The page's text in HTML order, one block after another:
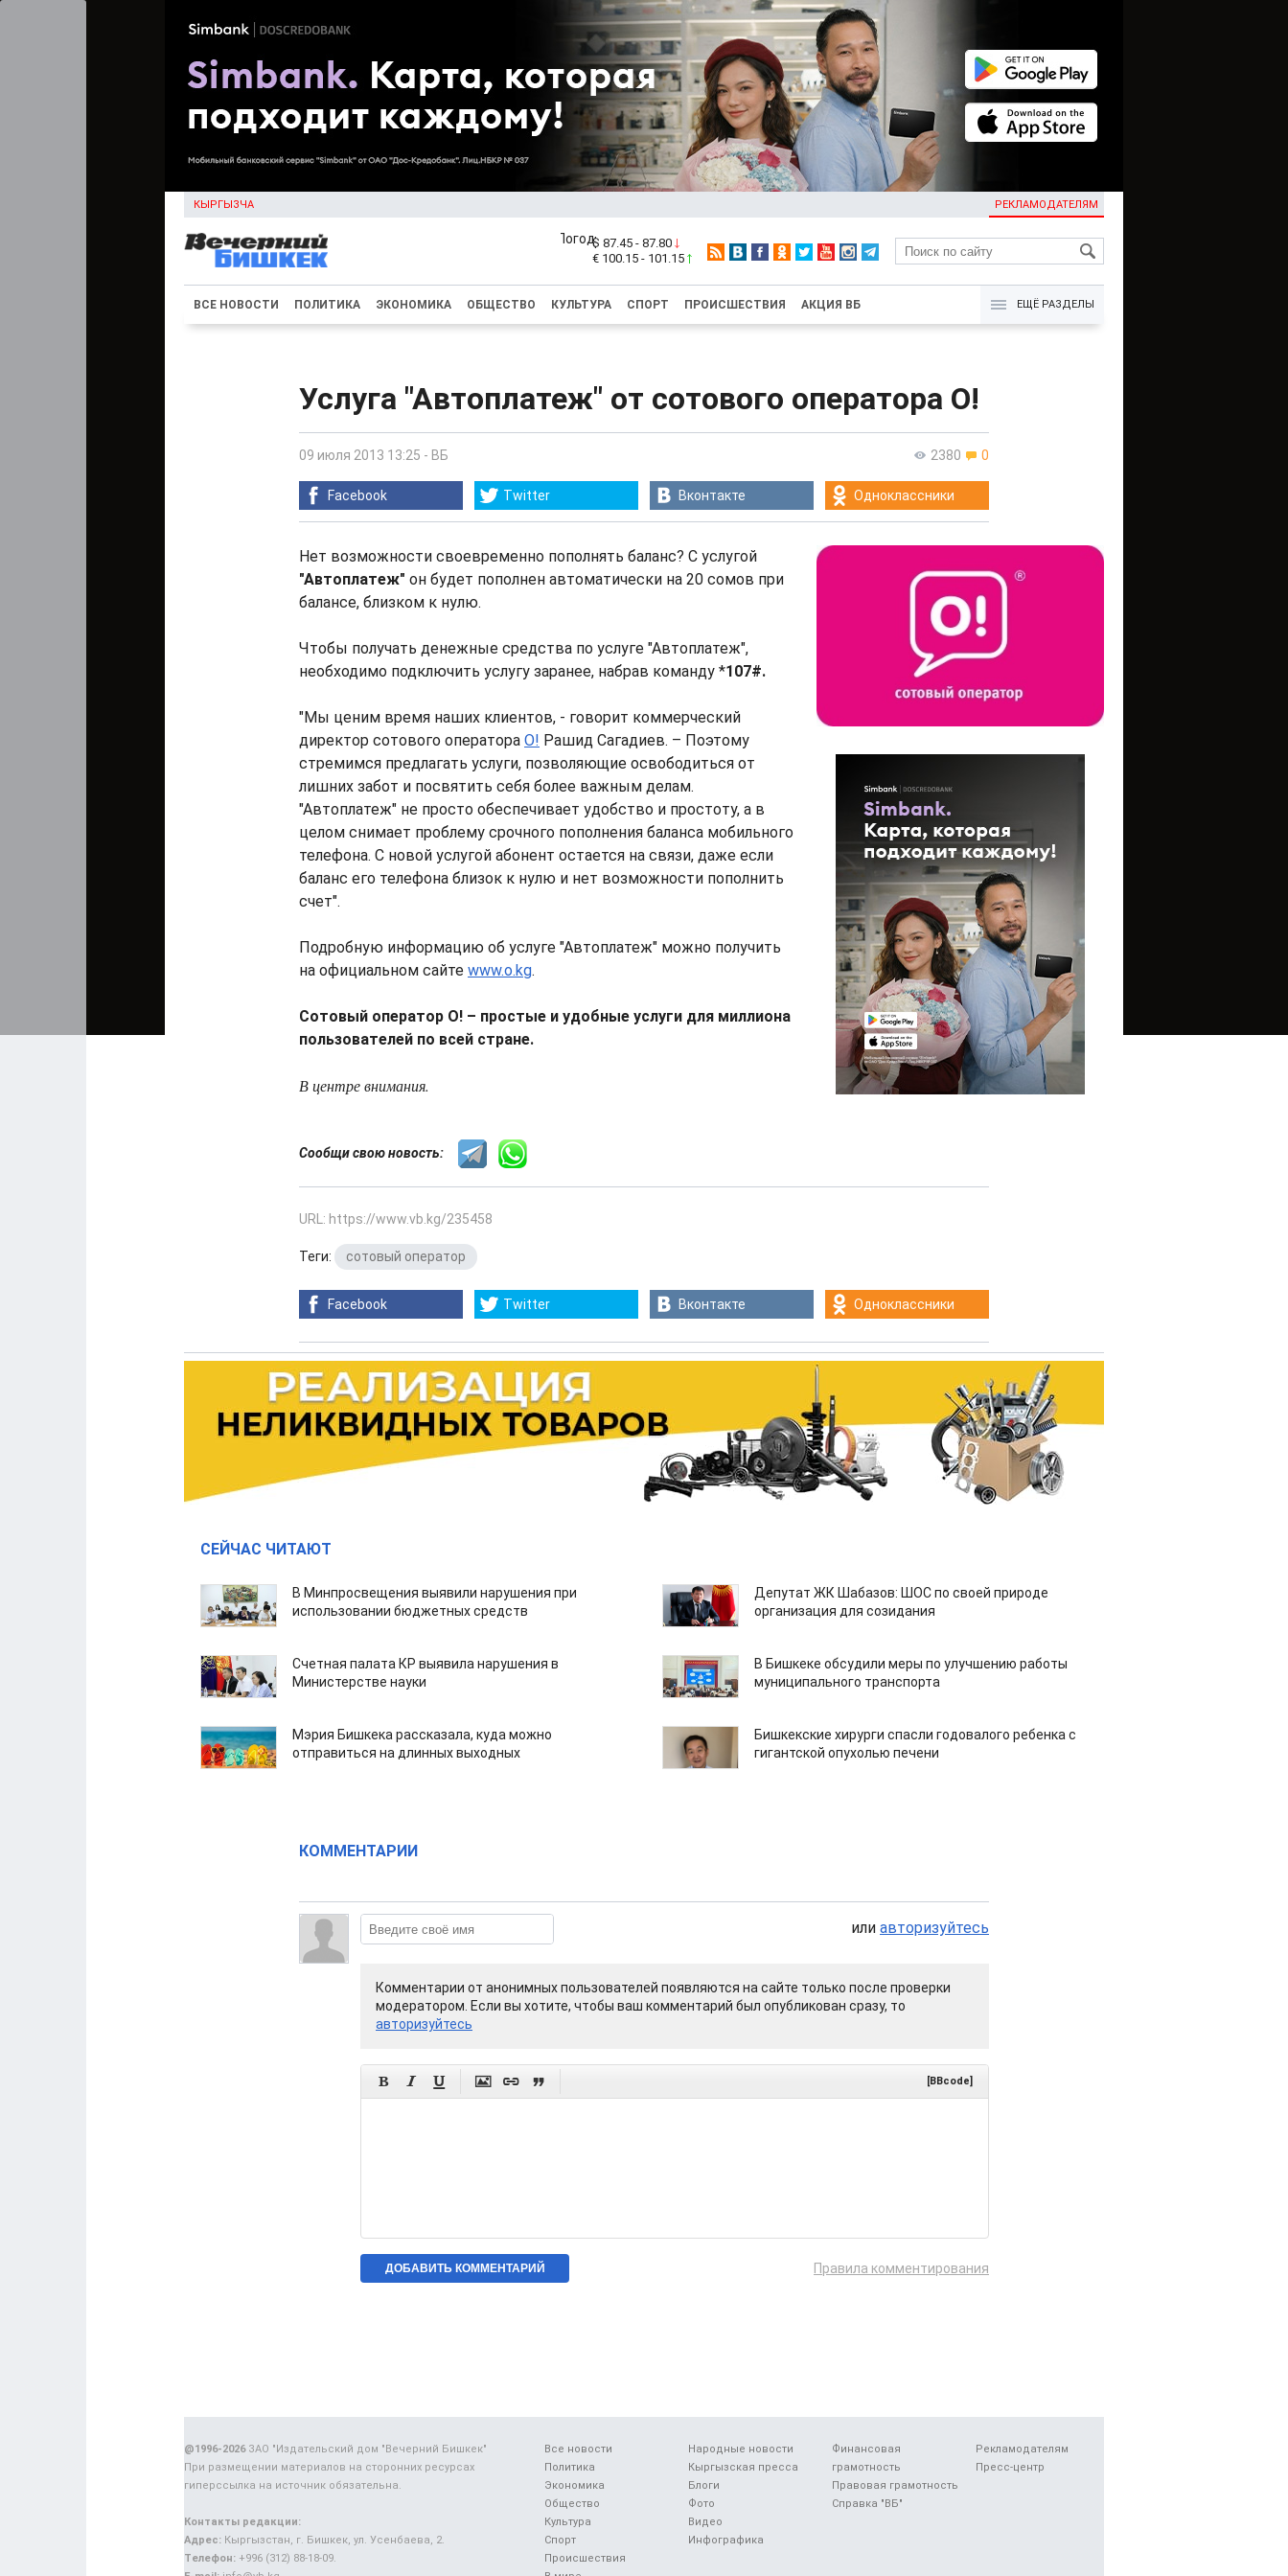
КЫРГЫЗЧА РЕКЛАМОДАТЕЛЯМ
KG
$ 87.45 - 87.80
€ 100.15 - 101.15
ВСЕ НОВОСТИ ПОЛИТИКА ЭКОНОМИКА ОБЩЕСТВО КУЛЬТУРА СПОРТ ПРОИСШЕСТВИЯ АКЦИЯ ВБ ЕЩЁ РАЗДЕЛЫ
Услуга "Автоплатеж" от сотового оператора О!
2380 0
09 июля 2013 13:25 - ВБ
Facebook Twitter Вконтакте Одноклассники
Нет возможности своевременно пополнять баланс? С услугой
"Автоплатеж" он будет пополнен автоматически на 20 сомов при
балансе, близком к нулю.
Чтобы получать денежные средства по услуге "Автоплатеж",
необходимо подключить услугу заранее, набрав команду *107#.
"Мы ценим время наших клиентов, - говорит коммерческий
директор сотового оператора О! Рашид Сагадиев. – Поэтому
стремимся предлагать услуги, позволяющие освободиться от
лишних забот и посвятить себя более важным делам.
"Автоплатеж" не просто обеспечивает удобство и простоту, а в
целом снимает проблему срочного пополнения баланса мобильного
телефона. С новой услугой абонент остается на связи, даже если
баланс его телефона близок к нулю и нет возможности пополнить
счет".
Подробную информацию об услуге "Автоплатеж" можно получить
на официальном сайте www.o.kg.
Сотовый оператор О! – простые и удобные услуги для миллиона
пользователей по всей стране.
В центре внимания.
Сообщи свою новость:
URL: https://www.vb.kg/235458
Теги: сотовый оператор
Facebook Twitter Вконтакте Одноклассники
СЕЙЧАС ЧИТАЮТ
В Минпросвещения выявили нарушения при
использовании бюджетных средств
Депутат ЖК Шабазов: ШОС по своей природе
организация для созидания
Счетная палата КР выявила нарушения в
Министерстве науки
В Бишкеке обсудили меры по улучшению работы
муниципального транспорта
Мэрия Бишкека рассказала, куда можно
отправиться на длинных выходных
Бишкекские хирурги спасли годовалого ребенка с
гигантской опухолью печени
КОММЕНТАРИИ
или авторизуйтесь
Комментарии от анонимных пользователей появляются на сайте только после проверки
модератором. Если вы хотите, чтобы ваш комментарий был опубликован сразу, то
авторизуйтесь
      [BBcode]
Правила комментирования
Все новости
Политика
Экономика
Общество
Культура
Спорт
Происшествия
Народные новости
Кыргызская пресса
Блоги
Фото
Видео
Инфографика
Финансовая
грамотность
Правовая грамотность
Справка "ВБ"
Рекламодателям
Пресс-центр
@1996-2026ЗАО "Издательский дом "Вечерний Бишкек"
При размещении материалов на сторонних ресурсах
гиперссылка на источник обязательна.
Контакты редакции:
Адрес: Кыргызстан, г. Бишкек, ул. Усенбаева, 2.
Телефон: +996 (312) 88-18-09.